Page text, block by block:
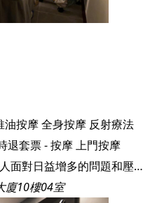
油按摩全身按摩 反射療法
退套票 - 按摩上門按摩
繁華的都市 、 緊張的生活 ， 令人面對日益增多的問題和壓力，疲勞及緊張使身體各個系統失去平衡。要真正地幫助和緩解精神上的疲勞，並非單靠睡覺和休息，還要配合選擇對的按摩。 慢活谷古法泰式按摩，位於旺角鬧市之中，為您提供一個放鬆身心靈的地方。無論男女老少，任何職業人士，經驗豐富的按摩師傅都會令每一位客人充足電、有種滿載而歸的感覺。
廈10樓04室